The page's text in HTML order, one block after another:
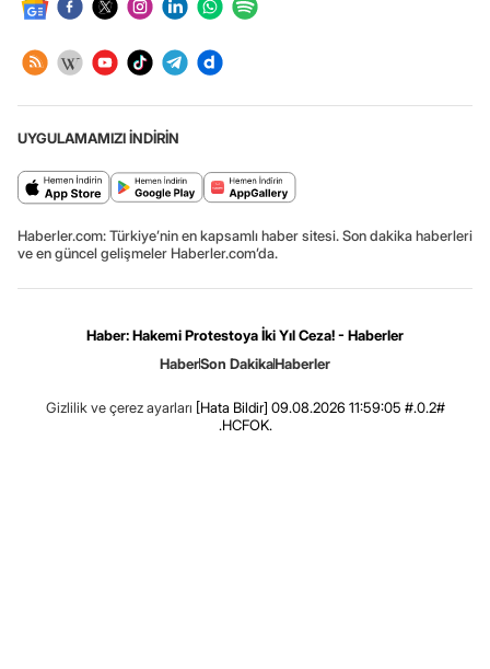
UYGULAMAMIZI İNDİRİN
Haberler.com: Türkiye’nin en kapsamlı haber sitesi. Son dakika haberleri
ve en güncel gelişmeler Haberler.com’da.
Haber: Hakemi Protestoya İki Yıl Ceza! - Haberler
HaberSon DakikaHaberler
Gizlilik ve çerez ayarları [Hata Bildir] 09.08.2026 11:59:05 #.0.2#
.HCFOK.